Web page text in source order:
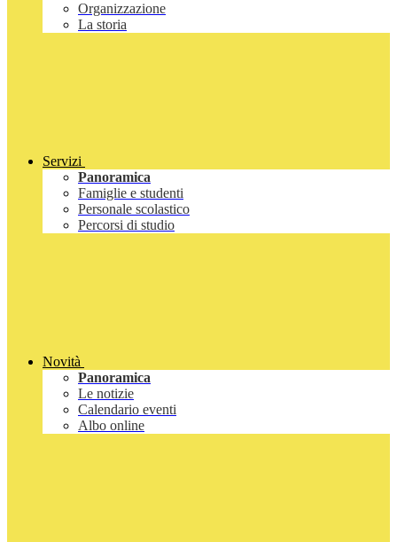
Organizzazione
La storia
Servizi
Panoramica
Famiglie e studenti
Personale scolastico
Percorsi di studio
Novità
Panoramica
Le notizie
Calendario eventi
Albo online